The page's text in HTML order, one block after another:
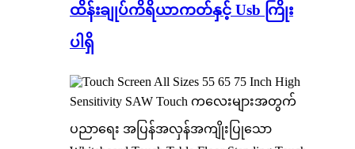
ထိန်းချုပ်ကိရိယာကတ်နှင့် Usb ကြိုး
ပါရှိ